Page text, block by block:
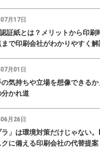
月17日
証紙とは？メリットから印刷
で印刷会社がわかりやすく解
月01日
の気持ちや立場を想像できる
かれ道
月26日
ラ」は環境対策だけじゃない
に備える印刷会社の代替提案